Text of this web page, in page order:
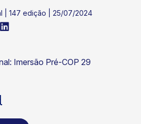
| 147 edição | 25/07/2024
Imersão Pré-COP 29